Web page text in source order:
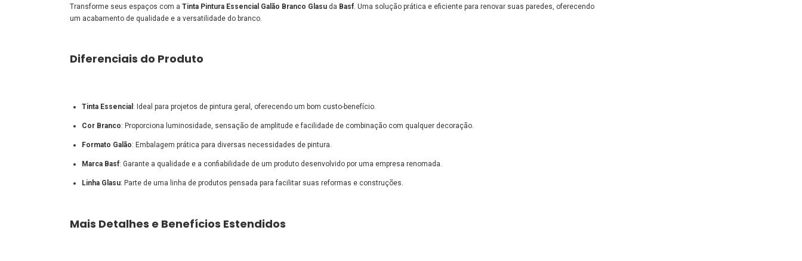
Transforme seus espaços com a Tinta Pintura Essencial Galão Branco Glasu da Basf. Uma solução prática e eficiente para renovar suas paredes, oferecendo
um acabamento de qualidade e a versatilidade do branco.
Diferenciais do Produto
Tinta Essencial : Ideal para projetos de pintura geral, oferecendo um bom custo-benefício.
Cor Branco: Proporciona luminosidade, sensação de amplitude e facilidade de combinação com qualquer decoração.
Formato Galão: Embalagem prática para diversas necessidades de pintura.
Marca Basf: Garante a qualidade e a confiabilidade de um produto desenvolvido por uma empresa renomada.
Linha Glasu: Parte de uma linha de produtos pensada para facilitar suas reformas e construções.
Mais Detalhes e Benefícios Estendidos